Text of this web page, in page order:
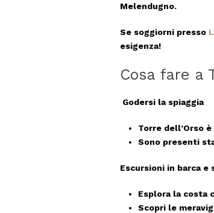
Melendugno.
Se soggiorni presso
esigenza!
Cosa fare a
Godersi la spiaggia
Torre dell’Orso
Sono presenti
Escursioni in barca e
Esplora la costa
Scopri le